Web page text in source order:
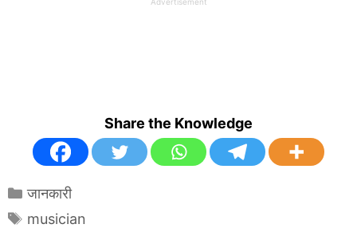
Share the Knowledge
Categories
जानकारी
Tags
musician